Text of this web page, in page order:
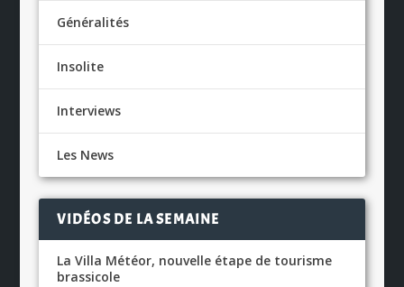
Généralités
Insolite
Interviews
Les News
VIDÉOS DE LA SEMAINE
La Villa Météor, nouvelle étape de tourisme
brassicole